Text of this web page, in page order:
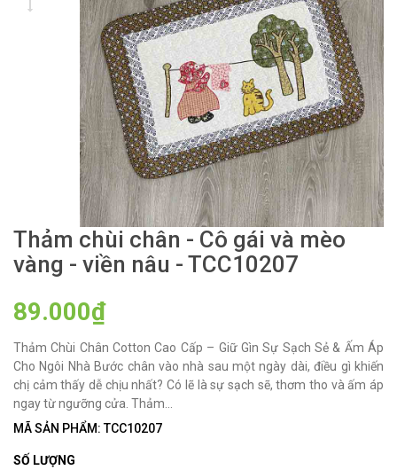
Thảm chùi chân - Cô gái và mèo
vàng - viền nâu - TCC10207
89.000₫
Thảm Chùi Chân Cotton Cao Cấp – Giữ Gìn Sự Sạch Sẻ & Ấm Áp
Cho Ngôi Nhà Bước chân vào nhà sau một ngày dài, điều gì khiến
chị cảm thấy dễ chịu nhất? Có lẽ là sự sạch sẽ, thơm tho và ấm áp
ngay từ ngưỡng cửa. Thảm...
MÃ SẢN PHẨM: TCC10207
SỐ LƯỢNG